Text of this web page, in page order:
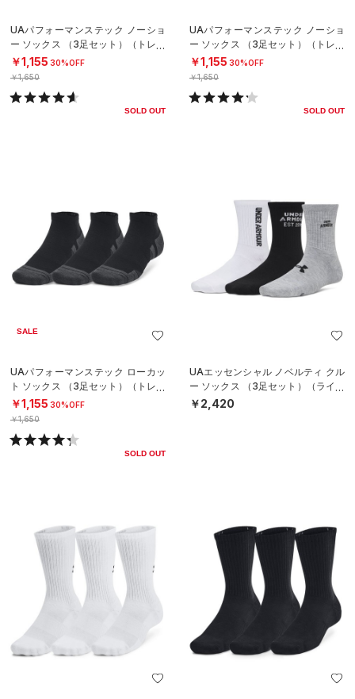
UAパフォーマンステック ノーショ
ー ソックス （3足セット）（トレー
ニング/UNISEX）
￥1,155 30%OFF
￥1,650
SOLD OUT
UAパフォーマンステック ノーショ
ー ソックス （3足セット）（トレー
ニング/UNISEX）
￥1,155 30%OFF
￥1,650
SOLD OUT
SALE
UAパフォーマンステック ローカッ
ト ソックス （3足セット）（トレー
ニング/UNISEX）
￥1,155 30%OFF
￥1,650
SOLD OUT
UAエッセンシャル ノベルティ クル
ー ソックス （3足セット）（ライフ
スタイル/WOMEN）
￥2,420